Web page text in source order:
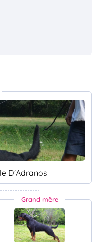
D'Adranos
Grand mère